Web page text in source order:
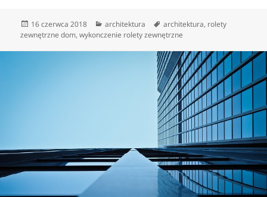
Data
publikacji
16 czerwca 2018 Kategorie
architektura Tagi
architektura, rolety
zewnętrzne dom,wykonczenie rolety zewnętrzne